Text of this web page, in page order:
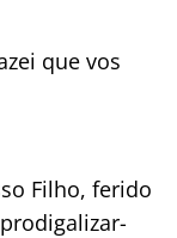
que vos
Filho, ferido